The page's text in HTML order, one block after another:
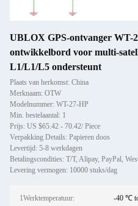
UBLOX GPS-ontvanger WT-
ontwikkelbord voor multi-
L1/L1/L5 ondersteunt
Plaats van herkomst: China
Merknaam: OTW
Modelnummer: WT-27-HP
Min. bestelaantal: 1
Prijs: US $65.42 - 70.42/ Piece
Verpakking Details: Papieren doos
Levertijd: 5-8 werkdagen
Betalingscondities: T/T, Alipay, PayPal,
Levering vermogen: 10000 stuks/dag
1Werktemperatuur: -40 ℃